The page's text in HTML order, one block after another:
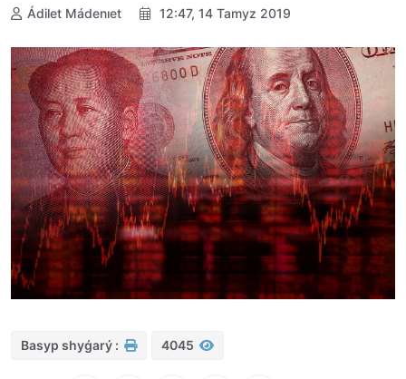
Ádilet Mádenıet 12:47, 14 Tamyz 2019
Basyp shyǵarý : 4045